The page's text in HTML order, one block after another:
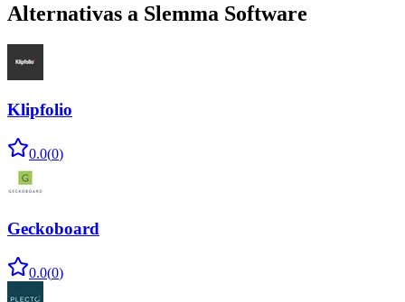
Alternativas a Slemma Software
Klipfolio
0.0(0)
Geckoboard
0.0(0)